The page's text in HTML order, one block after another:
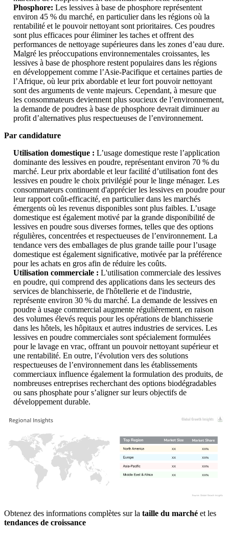
Phosphore: Les lessives à base de phosphore représentent
environ 45 % du marché, en particulier dans les régions où la
rentabilité et le pouvoir nettoyant sont prioritaires. Ces poudres
sont plus efficaces pour éliminer les taches et offrent des
performances de nettoyage supérieures dans les zones d’eau dure.
Malgré les préoccupations environnementales croissantes, les
lessives à base de phosphore restent populaires dans les régions
en développement comme l’Asie-Pacifique et certaines parties de
l’Afrique, où leur prix abordable et leur fort pouvoir nettoyant
sont des arguments de vente majeurs. Cependant, à mesure que
les consommateurs deviennent plus soucieux de l’environnement,
la demande de poudres à base de phosphore devrait diminuer au
profit d’alternatives plus respectueuses de l’environnement.
Par candidature
Utilisation domestique : L’usage domestique reste l’application
dominante des lessives en poudre, représentant environ 70 % du
marché. Leur prix abordable et leur facilité d’utilisation font des
lessives en poudre le choix privilégié pour le linge ménager. Les
consommateurs continuent d'apprécier les lessives en poudre pour
leur rapport coût-efficacité, en particulier dans les marchés
émergents où les revenus disponibles sont plus faibles. L’usage
domestique est également motivé par la grande disponibilité de
lessives en poudre sous diverses formes, telles que des options
régulières, concentrées et respectueuses de l’environnement. La
tendance vers des emballages de plus grande taille pour l’usage
domestique est également significative, motivée par la préférence
pour les achats en gros afin de réduire les coûts.
Utilisation commerciale : L'utilisation commerciale des lessives
en poudre, qui comprend des applications dans les secteurs des
services de blanchisserie, de l'hôtellerie et de l'industrie,
représente environ 30 % du marché. La demande de lessives en
poudre à usage commercial augmente régulièrement, en raison
des volumes élevés requis pour les opérations de blanchisserie
dans les hôtels, les hôpitaux et autres industries de services. Les
lessives en poudre commerciales sont spécialement formulées
pour le lavage en vrac, offrant un pouvoir nettoyant supérieur et
une rentabilité. En outre, l’évolution vers des solutions
respectueuses de l’environnement dans les établissements
commerciaux influence également la formulation des produits, de
nombreuses entreprises recherchant des options biodégradables
ou sans phosphate pour s’aligner sur leurs objectifs de
développement durable.
XX%
XX
XX%
XX
XX%
XX
XX%
XX
Obtenez des informations complètes sur la taille du marché et les
tendances de croissance